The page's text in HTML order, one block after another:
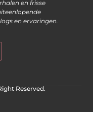
en frisse
en ervaringen.
Reserved.